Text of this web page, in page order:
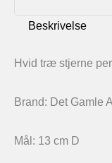
Beskrivelse
Hvid træ stjerne
Brand: Det Gamle
Mål: 13 cm D